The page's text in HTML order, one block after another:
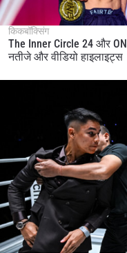
किकबॉक्सिंग
The Inner Circle 24 और
नतीजे और वीडियो हाइलाइट्स